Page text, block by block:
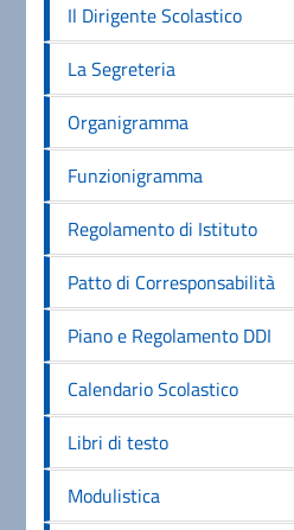
Il Dirigente Scolastico
La Segreteria
Organigramma
Funzionigramma
Regolamento di Istituto
Patto di Corresponsabilità
Piano e Regolamento DDI
Calendario Scolastico
Libri di testo
Modulistica